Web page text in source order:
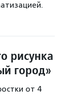
рисунка
город»
от 4